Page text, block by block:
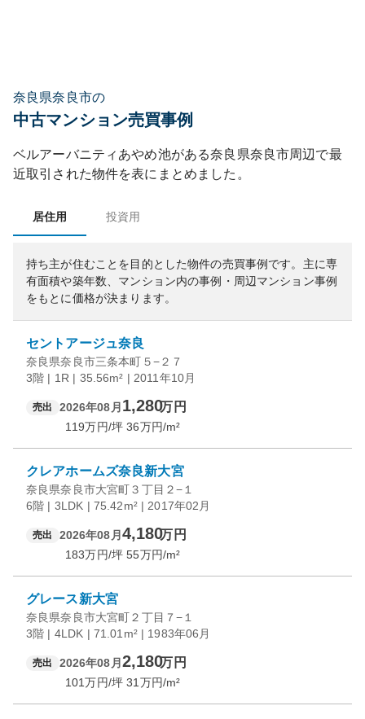
奈良県奈良市の
中古マンション売買事例
ベルアーバニティあやめ池がある奈良県奈良市周辺で最
近取引された物件を表にまとめました。
居住用 投資用
持ち主が住むことを目的とした物件の売買事例です。 主に専
有面積や築年数、マンション内の事例・周辺マンション事例
をもとに価格が決まります。
セントアージュ奈良
奈良県奈良市三条本町５−２７
3階 | 1R | 35.56m² | 2011年10月
売出 2026年08月 1,280万円
119万円/坪 36万円/m²
クレアホームズ奈良新大宮
奈良県奈良市大宮町３丁目２−１
6階 | 3LDK | 75.42m² | 2017年02月
売出 2026年08月 4,180万円
183万円/坪 55万円/m²
グレース新大宮
奈良県奈良市大宮町２丁目７−１
3階 | 4LDK | 71.01m² | 1983年06月
売出 2026年08月 2,180万円
101万円/坪 31 万円/m²